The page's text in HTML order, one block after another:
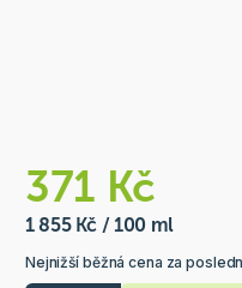
371 Kč
1 855 Kč / 100 ml
Nejnižší běžná cena za